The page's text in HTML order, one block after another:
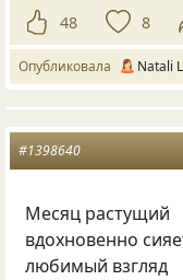
48 8
Опубликовала Natali
#1398640
Месяц растущий
вдохновенно
любимый взгляд